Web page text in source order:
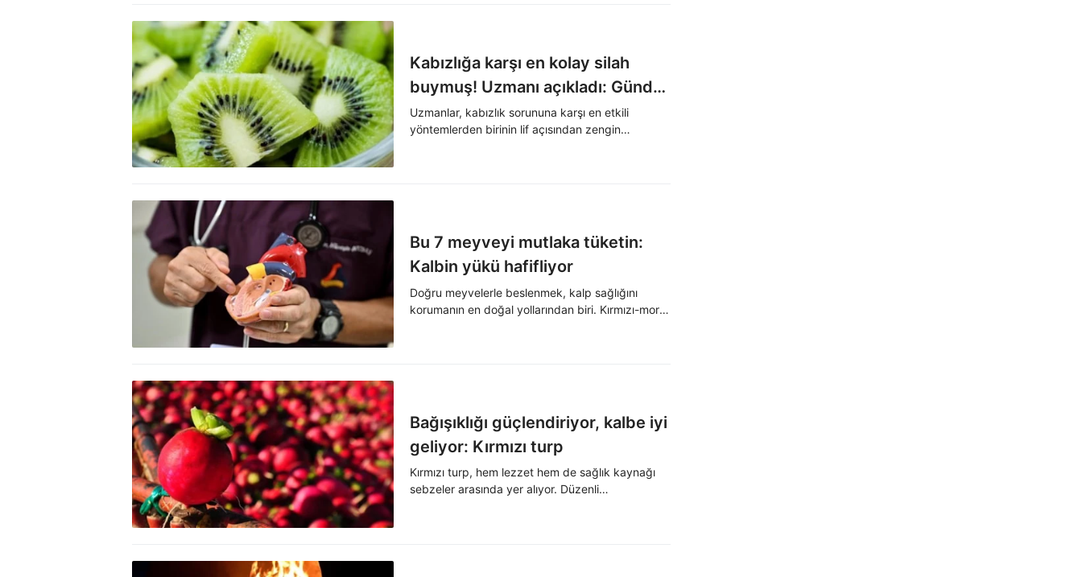
Kabızlığa karşı en kolay silah
buymuş! Uzmanı açıkladı: Günde
2-3 tane tüketin
Uzmanlar, kabızlık sorununa karşı en etkili
yöntemlerden birinin lif açısından zengin
Bu 7 meyveyi mutlaka tüketin:
Kalbin yükü hafifliyor
Doğru meyvelerle beslenmek, kalp sağlığını
korumanın en doğal yollarından biri. Kırmızı-mor
Bağışıklığı güçlendiriyor, kalbe iyi
geliyor: Kırmızı turp
Kırmızı turp, hem lezzet hem de sağlık kaynağı
sebzeler arasında yer alıyor. Düzenli